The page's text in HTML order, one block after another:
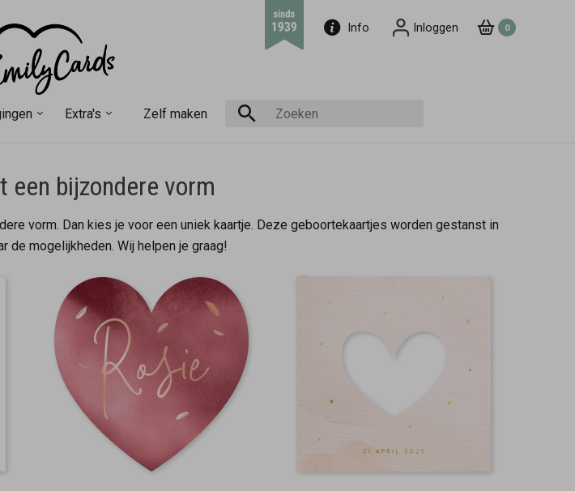
Info Inloggen 0
Extra's Zelf maken
een bijzondere vorm
vorm. Dan kies je voor een uniek kaartje. Deze geboortekaartjes worden gestanst in
de mogelijkheden. Wij helpen je graag!